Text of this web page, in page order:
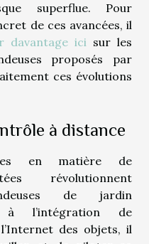
superflue. Pour
de ces avancées, il
davantage ici sur les
proposés par
ces évolutions
à distance
en matière de
révolutionnent
de jardin
à l’intégration de
des objets, il